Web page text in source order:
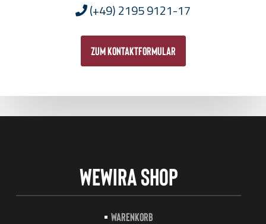
(+49) 2195 9121-17
zum Kontaktformular
Wewira Shop
Warenkorb